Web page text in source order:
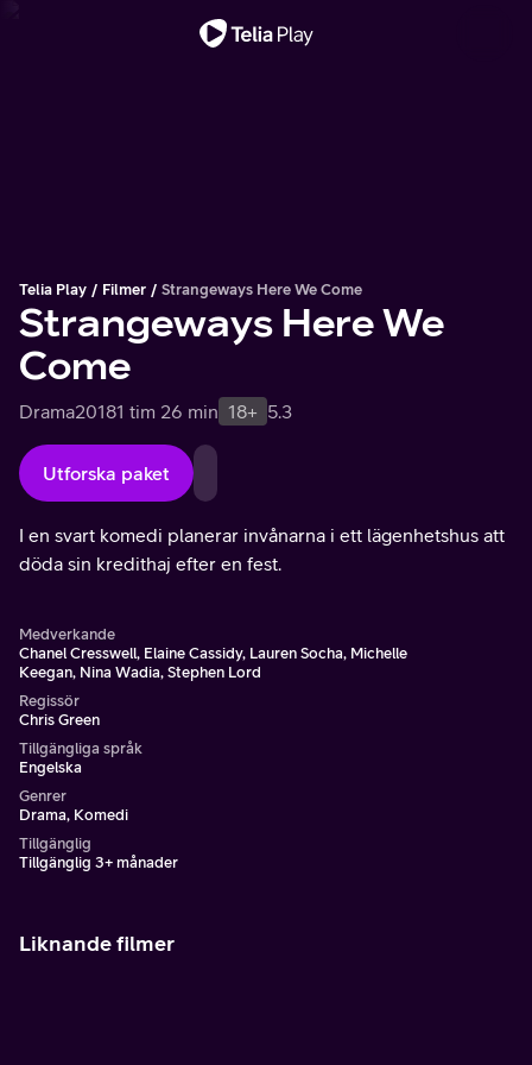
Telia Play Filmer Strangeways Here We Come
Strangeways Here We
Come
Drama20181 tim 26 min 18+ 5.3
Utforska paket
I en svart komedi planerar invånarna i ett lägenhetshus att
döda sin kredithaj efter en fest.
Medverkande
Chanel Cresswell, Elaine Cassidy, Lauren Socha, Michelle
Keegan, Nina Wadia, Stephen Lord
Regissör
Chris Green
Tillgängliga språk
Engelska
Genrer
Drama, Komedi
Tillgänglig
Tillgänglig 3+ månader
Liknande filmer